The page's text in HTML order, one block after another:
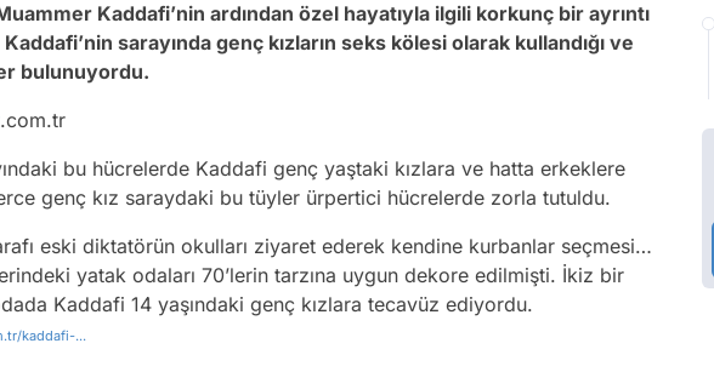
Kaddafi’nin ardından özel hayatıyla ilgili korkunç bir ayrıntı
sarayında genç kızların seks kölesi olarak kullandığı ve
bulunuyordu.
.com.tr
bu hücrelerde Kaddafi genç yaştaki kızlara ve hatta erkeklere
genç kız saraydaki bu tüyler ürpertici hücrelerde zorla tutuldu.
eski diktatörün okulları ziyaret ederek kendine kurbanlar seçmesi…
yatak odaları 70’lerin tarzına uygun dekore edilmişti. İkiz bir
Kaddafi 14 yaşındaki genç kızlara tecavüz ediyordu.
kaddafi-...